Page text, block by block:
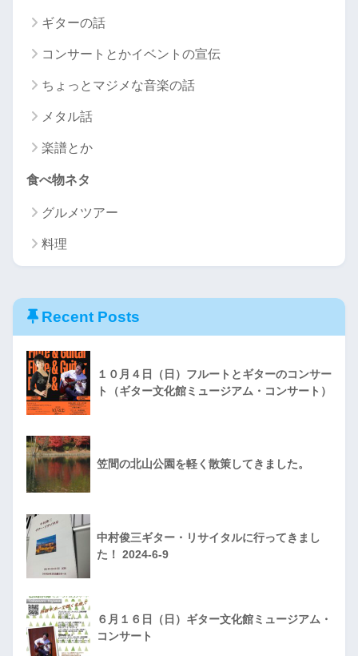
ギターの話
コンサートとかイベントの宣伝
ちょっとマジメな音楽の話
メタル話
楽譜とか
食べ物ネタ
グルメツアー
料理
Recent Posts
１０月４日（日）フルートとギターのコンサー
ト（ギター文化館ミュージアム・コンサート）
笠間の北山公園を軽く散策してきました。
中村俊三ギター・リサイタルに行ってきまし
た！ 2024-6-9
６月１６日（日）ギター文化館ミュージアム・
コンサート